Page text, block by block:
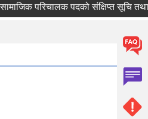
परिचालक पदको संक्षिप्त सूचि तथा